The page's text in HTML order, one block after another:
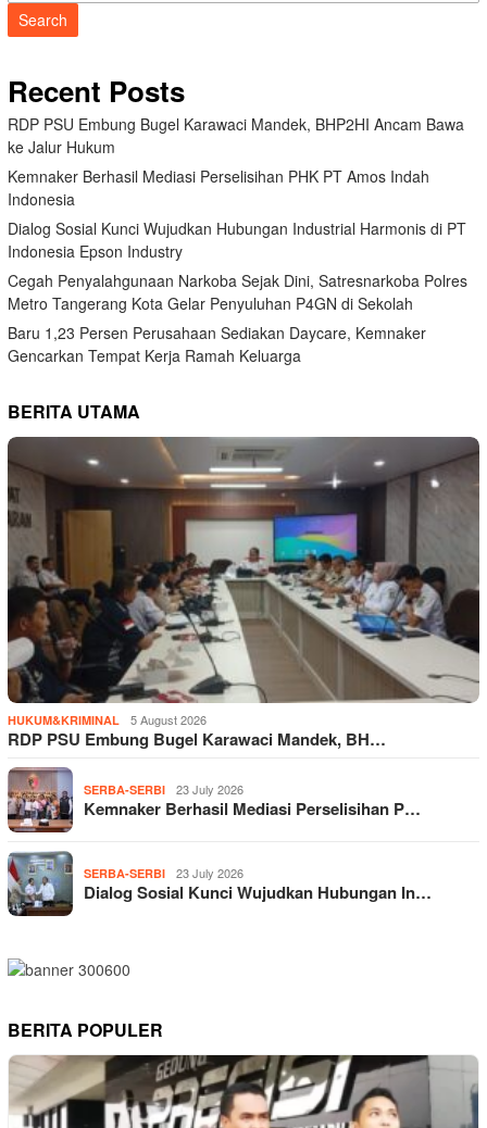
Search
Recent Posts
RDP PSU Embung Bugel Karawaci Mandek, BHP2HI Ancam Bawa
ke Jalur Hukum
Kemnaker Berhasil Mediasi Perselisihan PHK PT Amos Indah
Indonesia
Dialog Sosial Kunci Wujudkan Hubungan Industrial Harmonis di PT
Indonesia Epson Industry
Cegah Penyalahgunaan Narkoba Sejak Dini, Satresnarkoba Polres
Metro Tangerang Kota Gelar Penyuluhan P4GN di Sekolah
Baru 1,23 Persen Perusahaan Sediakan Daycare, Kemnaker
Gencarkan Tempat Kerja Ramah Keluarga
BERITA UTAMA
HUKUM&KRIMINAL 5 August 2026
RDP PSU Embung Bugel Karawaci Mandek, BH…
SERBA-SERBI 23 July 2026
Kemnaker Berhasil Mediasi Perselisihan P…
SERBA-SERBI 23 July 2026
Dialog Sosial Kunci Wujudkan Hubungan In…
BERITA POPULER